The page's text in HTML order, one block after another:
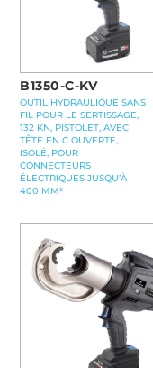
B1350-C-KV
OUTIL HYDRAULIQUE SANS
FIL POUR LE SERTISSAGE,
132 KN, PISTOLET, AVEC
TÊTE EN C OUVERTE,
ISOLÉ, POUR
CONNECTEURS
ÉLECTRIQUES JUSQU’À
400 MM²